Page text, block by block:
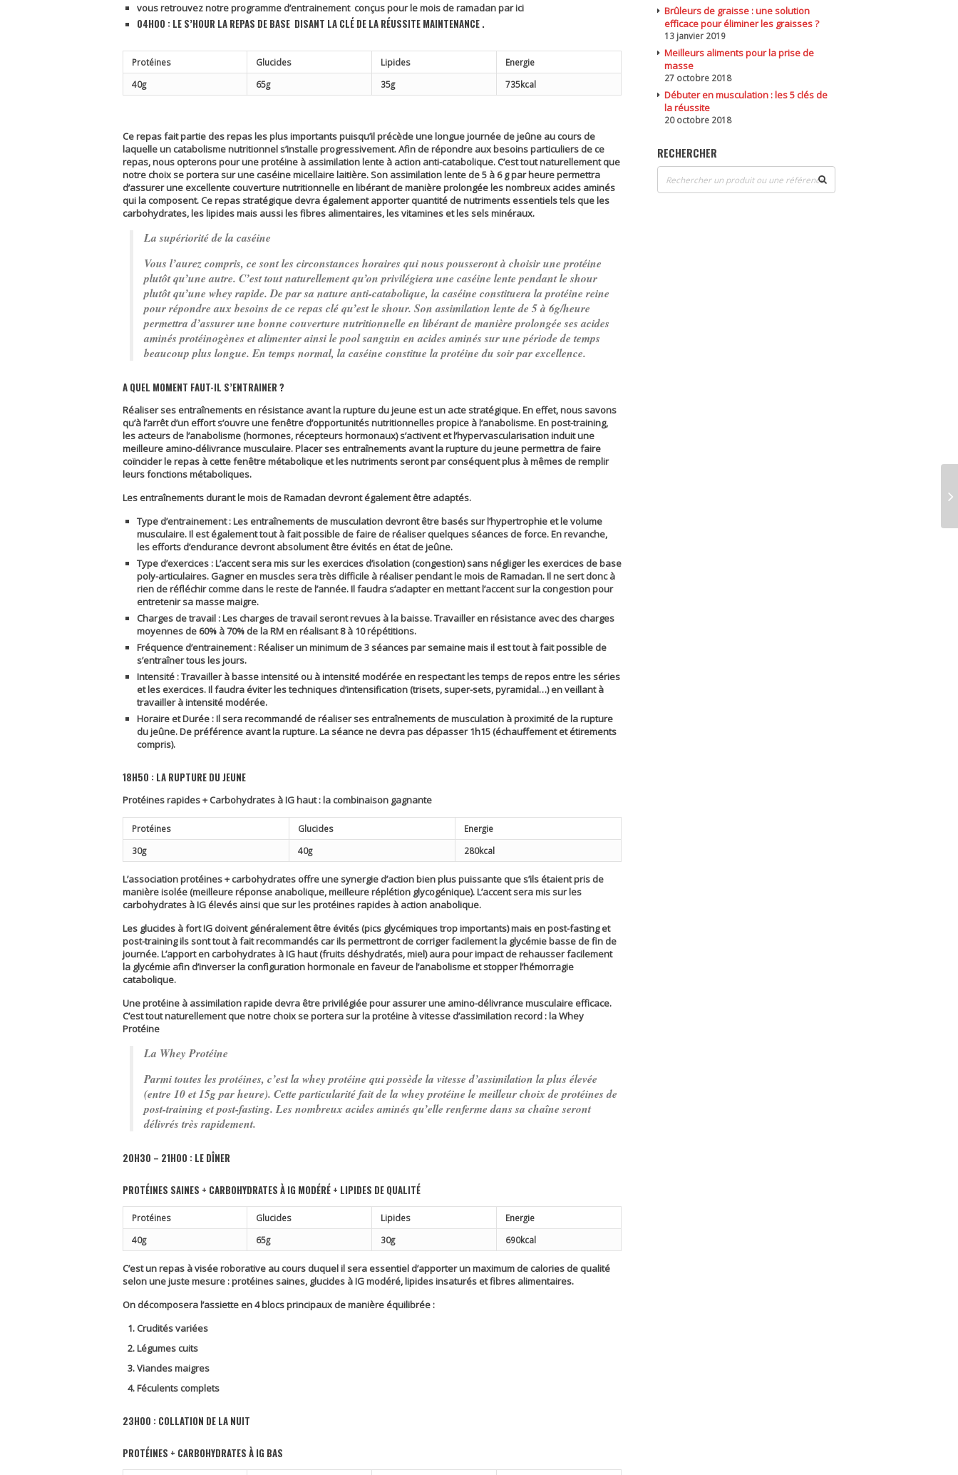
vous retrouvez notre programme d’entrainement conçus pour le mois de ramadan par ici
04H00 : LE S’HOUR LA REPAS DE BASE DISANT LA CLÉ DE LA RÉUSSITE MAINTENANCE .
Protéines Glucides Lipides
Energie
40g
65g 35g 735kcal
Ce repas fait partie des repas les plus importants puisqu’il précède une longue journée de jeûne au cours de
laquelle un catabolisme nutritionnel s’installe progressivement. Afin de répondre aux besoins particuliers de ce
repas, nous opterons pour une protéine à assimilation lente à action anti-catabolique. C’est tout naturellement que
notre choix se portera sur une caséine micellaire laitière. Son assimilation lente de 5 à 6 g par heure permettra
d’assurer une excellente couverture nutritionnelle en libérant de manière prolongée les nombreux acides aminés
qui la composent. Ce repas stratégique devra également apporter quantité de nutriments essentiels tels que les
carbohydrates, les lipides mais aussi les fibres alimentaires, les vitamines et les sels minéraux.
La supériorité de la caséine
Vous l’aurez compris, ce sont les circonstances horaires qui nous pousseront à choisir une protéine
plutôt qu’une autre. C’est tout naturellement qu’on privilégiera une caséine lente pendant le shour
plutôt qu’une whey rapide. De par sa nature anti-catabolique, la caséine constituera la protéine reine
pour répondre aux besoins de ce repas clé qu’est le shour. Son assimilation lente de 5 à 6g/heure
permettra d’assurer une bonne couverture nutritionnelle en libérant de manière prolongée ses acides
aminés protéinogènes et alimenter ainsi le pool sanguin en acides aminés sur une période de temps
beaucoup plus longue. En temps normal, la caséine constitue la protéine du soir par excellence.
A QUEL MOMENT FAUT-IL S’ENTRAINER ?
Réaliser ses entraînements en résistance avant la rupture du jeune est un acte stratégique. En effet, nous savons
qu’à l’arrêt d’un effort s’ouvre une fenêtre d’opportunités nutritionnelles propice à l’anabolisme. En post-training,
les acteurs de l’anabolisme (hormones, récepteurs hormonaux) s’activent et l’hypervascularisation induit une
meilleure amino-délivrance musculaire. Placer ses entraînements avant la rupture du jeune permettra de faire
coïncider le repas à cette fenêtre métabolique et les nutriments seront par conséquent plus à mêmes de remplir
leurs fonctions métaboliques.
Les entraînements durant le mois de Ramadan devront également être adaptés.
Type d’entrainement :Les entraînements de musculation devront être basés sur l’hypertrophie et le volume
musculaire. Il est également tout à fait possible de faire de réaliser quelques séances de force. En revanche,
les efforts d’endurance devront absolument être évités en état de jeûne.
Type d’exercices :L’accent sera mis sur les exercices d’isolation (congestion) sans négliger les exercices de base
poly-articulaires. Gagner en muscles sera très difficile à réaliser pendant le mois de Ramadan. Il ne sert donc à
rien de réfléchir comme dans le reste de l’année. Il faudra s’adapter en mettant l’accent sur la congestion pour
entretenir sa masse maigre.
Charges de travail :Les charges de travail seront revues à la baisse. Travailler en résistance avec des charges
moyennes de 60% à 70% de la RM en réalisant 8 à 10 répétitions.
Fréquence d’entrainement :Réaliser un minimum de 3 séances par semaine mais il est tout à fait possible de
s’entraîner tous les jours.
Intensité :Travailler à basse intensité ou à intensité modérée en respectant les temps de repos entre les séries
et les exercices. Il faudra éviter les techniques d’intensification (trisets, super-sets, pyramidal…) en veillant à
travailler à intensité modérée.
Horaire et Durée :Il sera recommandé de réaliser ses entraînements de musculation à proximité de la rupture
du jeûne. De préférence avant la rupture. La séance ne devra pas dépasser 1h15 (échauffement et étirements
compris).
18H50 : LA RUPTURE DU JEUNE
Protéines rapides + Carbohydrates à IG haut : la combinaison gagnante
Protéines Glucides
Energie
30g
40g 280kcal
L’association protéines + carbohydrates offre une synergie d’action bien plus puissante que s’ils étaient pris de
manière isolée (meilleure réponse anabolique, meilleure réplétion glycogénique). L’accent sera mis sur les
carbohydrates à IG élevés ainsi que sur les protéines rapides à action anabolique.
Les glucides à fort IG doivent généralement être évités (pics glycémiques trop importants) mais en post-fasting et
post-training ils sont tout à fait recommandés car ils permettront de corriger facilement la glycémie basse de fin de
journée. L’apport en carbohydrates à IG haut (fruits déshydratés, miel) aura pour impact de rehausser facilement
la glycémie afin d’inverser la configuration hormonale en faveur de l’anabolisme et stopper l’hémorragie
catabolique.
Une protéine à assimilation rapide devra être privilégiée pour assurer une amino-délivrance musculaire efficace.
C’est tout naturellement que notre choix se portera sur la protéine à vitesse d’assimilation record : la Whey
Protéine
La Whey Protéine
Parmi toutes les protéines, c’est la whey protéine qui possède la vitesse d’assimilation la plus élevée
(entre 10 et 15g par heure). Cette particularité fait de la whey protéine le meilleur choix de protéines de
post-training et post-fasting. Les nombreux acides aminés qu’elle renferme dans sa chaîne seront
délivrés très rapidement.
20H30 – 21H00 : LE DÎNER
PROTÉINES SAINES + CARBOHYDRATES À IG MODÉRÉ + LIPIDES DE QUALITÉ
Protéines Glucides Lipides
Energie
40g
65g 30g 690kcal
C’est un repas à visée roborative au cours duquel il sera essentiel d’apporter un maximum de calories de qualité
selon une juste mesure : protéines saines, glucides à IG modéré, lipides insaturés et fibres alimentaires.
On décomposera l’assiette en 4 blocs principaux de manière équilibrée :
Crudités variées
Légumes cuits
Viandes maigres
Féculents complets
23H00 : COLLATION DE LA NUIT
PROTÉINES + CARBOHYDRATES À IG BAS
Brûleurs de graisse : une solution
efficace pour éliminer les graisses ?
13 janvier 2019
Meilleurs aliments pour la prise de
masse
27 octobre 2018
Débuter en musculation : les 5 clés de
la réussite
20 octobre 2018
RECHERCHER